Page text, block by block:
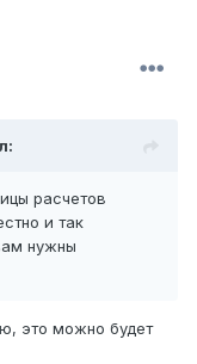
расчетов
и так
нужны
это можно будет